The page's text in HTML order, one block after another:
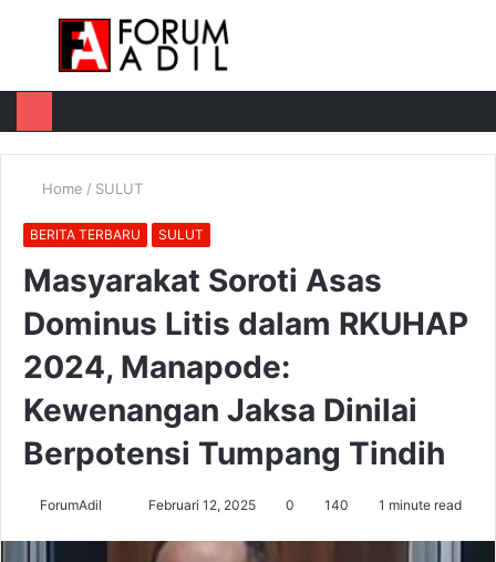
Menu
Home / SULUT
BERITA TERBARU SULUT
Masyarakat Soroti Asas
Dominus Litis dalam RKUHAP
2024, Manapode:
Kewenangan Jaksa Dinilai
Berpotensi Tumpang Tindih
ForumAdil Februari 12, 2025 0 140 1 minute read